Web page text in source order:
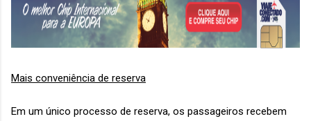
Mais conveniência de reserva
Em um único processo de reserva, os passageiros recebem